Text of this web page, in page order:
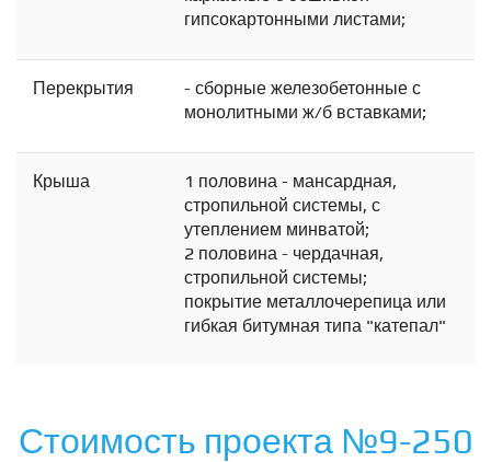
гипсокартонными листами;
Перекрытия
- сборные железобетонные с
монолитными ж/б вставками;
Крыша
1 половина - мансардная,
стропильной системы, с
утеплением минватой;
2 половина - чердачная,
стропильной системы;
покрытие металлочерепица или
гибкая битумная типа "катепал"
Стоимость проекта №9-250